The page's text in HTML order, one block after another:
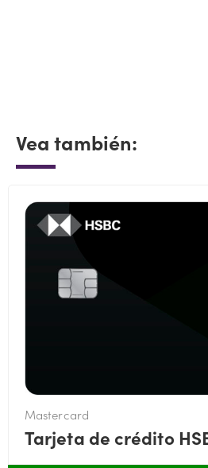
Vea también:
Mastercard
Tarjeta de crédito